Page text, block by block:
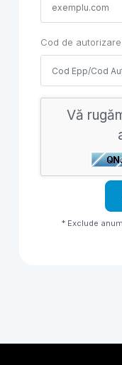
Cod de autorizare
Vă
* Exclude